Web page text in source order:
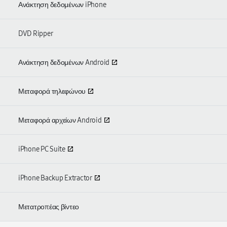
Ανάκτηση δεδομένων iPhone
DVD Ripper
Ανάκτηση δεδομένων Android
Μεταφορά τηλεφώνου
Μεταφορά αρχείων Android
iPhone PC Suite
iPhone Backup Extractor
Μετατροπέας βίντεο